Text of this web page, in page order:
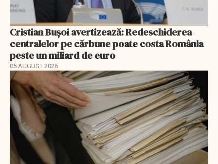
Cristian Bușoi avertizează: Redeschiderea
centralelor pe cărbune poate costa România
peste un miliard de euro
05 AUGUST 2026